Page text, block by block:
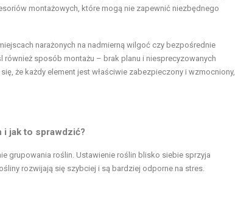
montażowych, które mogą nie zapewnić niezbędnego
narażonych na nadmierną wilgoć czy bezpośrednie
również sposób montażu – brak planu i niesprecyzowanych
że każdy element jest właściwie zabezpieczony i wzmocniony,
i jak to sprawdzić?
grupowania roślin. Ustawienie roślin blisko siebie sprzyja
rozwijają się szybciej i są bardziej odporne na stres.